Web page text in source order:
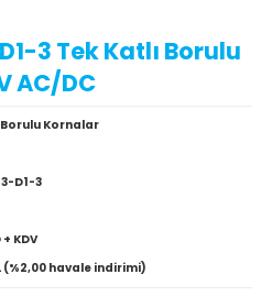
3 Tek Katlı Borulu
AC/DC
Kornalar
D1-3
KDV
(%2,00 havale indirimi)